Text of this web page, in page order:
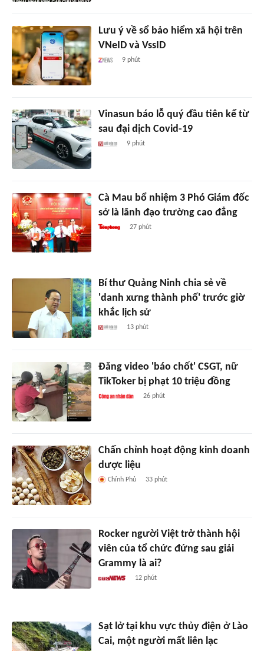
Lưu ý về sổ bảo hiểm xã hội trên
VNeID và VssID
9 phút
Vinasun báo lỗ quý đầu tiên kể từ
sau đại dịch Covid-19
9 phút
Cà Mau bổ nhiệm 3 Phó Giám đốc
sở là lãnh đạo trường cao đẳng
27 phút
Bí thư Quảng Ninh chia sẻ về
'danh xưng thành phố' trước giờ
khắc lịch sử
13 phút
Đăng video 'báo chốt' CSGT, nữ
TikToker bị phạt 10 triệu đồng
26 phút
Chấn chỉnh hoạt động kinh doanh
dược liệu
Chính Phủ 33 phút
Rocker người Việt trở thành hội
viên của tổ chức đứng sau giải
Grammy là ai?
12 phút
Sạt lở tại khu vực thủy điện ở Lào
Cai, một người mất liên lạc